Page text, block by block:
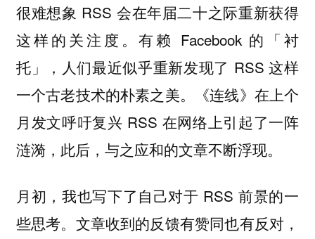
很难想象 RSS 会在年届二十之际重新获得
这样的关注度。有赖 Facebook 的「衬
托」，人们最近似乎重新发现了 RSS 这样
一个古老技术的朴素之美。《连线》在上个
月发文呼吁复兴 RSS 在网络上引起了一阵
涟漪，此后，与之应和的文章不断浮现。
月初，我也写下了自己对于 RSS 前景的一
些思考。文章收到的反馈有赞同也有反对，